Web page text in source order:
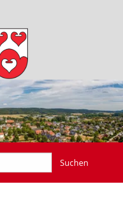
Suchen